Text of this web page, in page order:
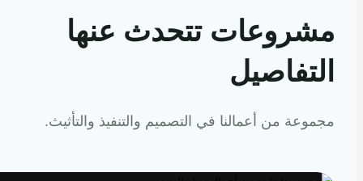
تتحدث عنها
من أعمالنا في التصميم والتنفيذ والتأثيث.